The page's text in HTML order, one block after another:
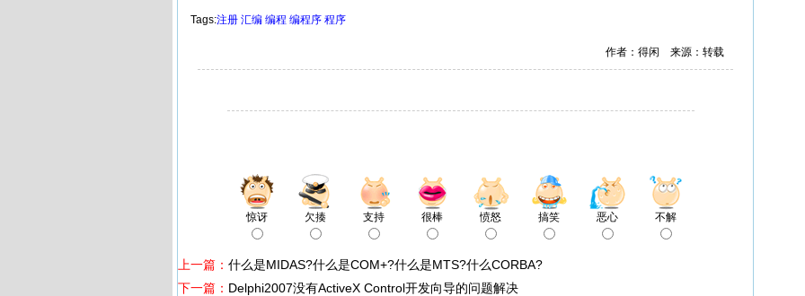
Tags:注册 汇编 编程 编程序 程序
作者：得闲 来源：转载
惊讶 欠揍 支持 很棒 愤怒 搞笑 恶心 不解
上一篇： 什么是MIDAS?什么是COM+?什么是MTS?什么CORBA?
下一篇： Delphi2007没有ActiveX Control开发向导的问题解决